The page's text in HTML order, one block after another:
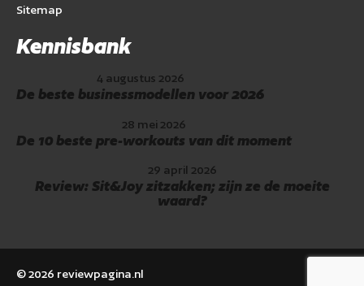
Sitemap
Kennisbank
4 augustus 2026
De beste businessmodellen voor 2026
28 mei 2026
De 10 beste pre-workouts van dit moment
29 april 2026
Review: Sit&Joy zitzakken; zijn ze de moeite
waard?
©2026 reviewpagina.nl